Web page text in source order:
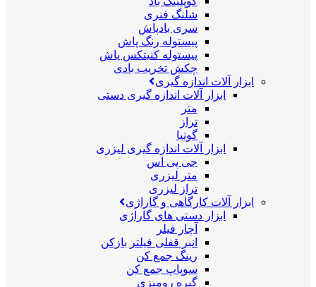
شلنگ فنری
سری بادپاش
پیستوله رنگ پاش
پیستوله کنیتکس پاش
چکش تخریب بادی
ابزار آلات اندازه گیری
ابزار آلات اندازه گیری دستی
متر
تراز
گونیا
ابزار آلات اندازه گیری لیزری
جی پی اس
متر لیزری
تراز لیزری
ابزار آلات کارگاهی و گاراژی
ابزار دستی های گاراژی
آچار فیلر
انبر قفلی فیلتر بازکن
رینگ جمع کن
سوپاپ جمع کن
گیره رومیزی